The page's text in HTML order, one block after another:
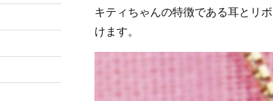
キティちゃんの特徴である耳とリ
けます。